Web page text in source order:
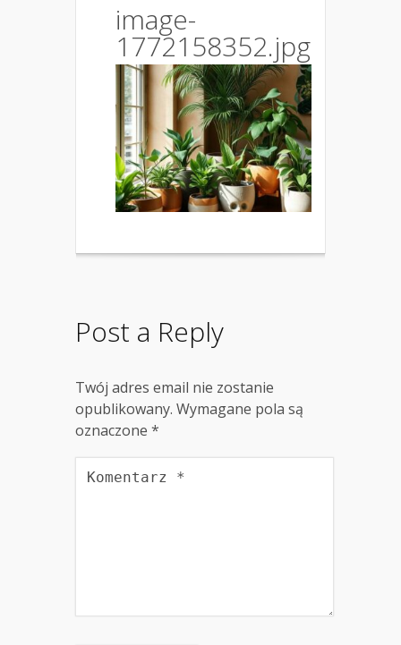
image-
1772158352.jpg
Post a Reply
Twój adres email nie zostanie
opublikowany. Wymagane pola są
oznaczone *